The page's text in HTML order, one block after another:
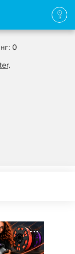
0
,